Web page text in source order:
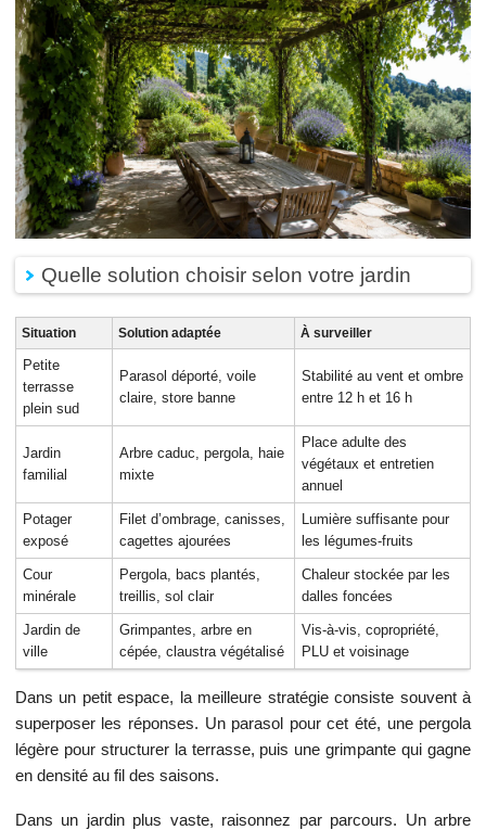
Quelle solution choisir selon votre jardin
Situation Solution adaptée À surveiller
Petite
terrasse
plein sud
Parasol déporté, voile
claire, store banne
Stabilité au vent et ombre
entre 12 h et 16 h
Jardin
familial
Arbre caduc, pergola, haie
mixte
Place adulte des
végétaux et entretien
annuel
Potager
exposé
Filet d’ombrage, canisses,
cagettes ajourées
Lumière suffisante pour
les légumes-fruits
Cour
minérale
Pergola, bacs plantés,
treillis, sol clair
Chaleur stockée par les
dalles foncées
Jardin de
ville
Grimpantes, arbre en
cépée, claustra végétalisé
Vis-à-vis, copropriété,
PLU et voisinage
Dans un petit espace, la meilleure stratégie consiste souvent à
superposer les réponses. Un parasol pour cet été, une pergola
légère pour structurer la terrasse, puis une grimpante qui gagne
en densité au fil des saisons.
Dans un jardin plus vaste, raisonnez par parcours. Un arbre